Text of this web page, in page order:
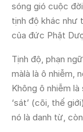
sóng gió cuộc
tịnh độ khác như
của đức Phật
Tịnh độ, phạn
màlà là ô nhiễm,
Không ô nhiễm
‘sát’ (cõi, thế
nó là danh từ,